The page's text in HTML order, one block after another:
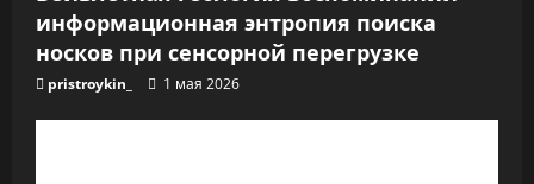
м
информационная энтропия поиска
носков при сенсорной перегрузке
pristroykin_ 1 мая 2026